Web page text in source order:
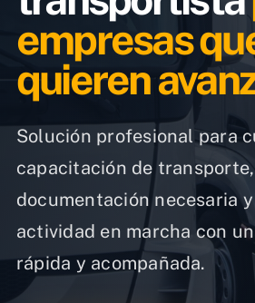
Contacto
empresas
quieren
Solución profesional para
capacitación de
documentación necesaria
actividad en marcha con
rápida y acompañada.